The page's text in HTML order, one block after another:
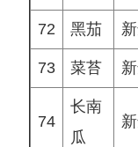
72 黑茄
73 菜苔
74
长南
瓜